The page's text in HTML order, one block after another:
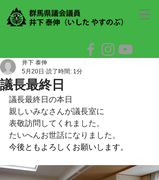
議長最終日
井下 泰伸
5月20日 読了時間: 1分
議長最終日の本日
親しいみなさんが議長室に
表敬訪問してくれました。
たいへんお世話になりました。
今後ともよろしくお願いします。